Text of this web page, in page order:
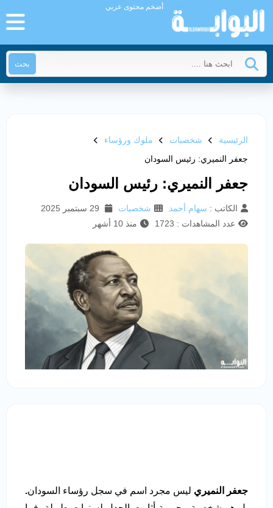
أضخم محتوى عربي
بحث
الرئيسية شخصيات
ملوك ورؤساء
جعفر النميري: رئيس السودان
جعفر النميري: رئيس السودان
الكاتب : سهام أحمد شخصيات
عدد المشاهدات : 1723
منذ 10 أشهر
جعفر النميري ليس مجرد اسم في سجل رؤساء السودان.